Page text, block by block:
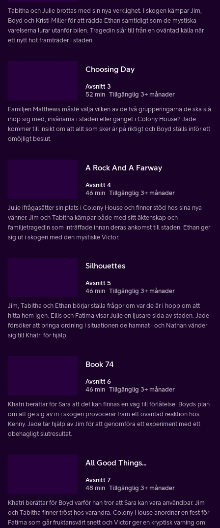
Tabitha och Julie brottas med sin nya verklighet. I skogen kämpar Jim,
Boyd och Kristi Miller för att rädda Ethan samtidigt som de mystiska
varelserna lurar utanför bilen. Tragedin slår till från en oväntad källa när
ett nytt hot framträder i staden.
Choosing Day
Avsnitt 3
52 min Tillgänglig 3+ månader
Familjen Matthews måste välja vilken av de två grupperingarna de ska slå
ihop sig med, invånarna i staden eller gänget i Colony House? Jade
kommer till insikt om att allt som sker är på riktigt och Boyd ställs inför ett
omöjligt beslut.
A Rock And A Farway
Avsnitt 4
46 min Tillgänglig 3+ månader
Julie ifrågasätter sin plats i Colony House och finner stöd hos sina nya
vänner. Jim och Tabitha kämpar både med sitt äktenskap och
familjetragedin som inträffade innan deras ankomst till staden. Ethan ger
sig ut i skogen med den mystiske Victor.
Silhouettes
Avsnitt 5
46 min Tillgänglig 3+ månader
Jim, Tabitha och Ethan börjar ställa frågor om var de är i hopp om att
hitta hem igen. Ellis och Fatima visar Julie en ljusare sida av staden. Jade
försöker att bringa ordning i situationen de hamnat i och Nathan vänder
sig till Khatri för hjälp.
Book 74
Avsnitt 6
46 min Tillgänglig 3+ månader
Khatri berättar för Sara att det kan finnas en väg till förlåtelse. Boyds plan
om att ge sig av in i skogen provocerar fram ett oväntad reaktion hos
Kenny. Jade tar hjälp av Jim för att genomföra ett experiment med ett
obehagligt slutresultat.
All Good Things...
Avsnitt 7
48 min Tillgänglig 3+ månader
Khatri berättar för Boyd varför han tror att Sara kan vara användbar. Jim
och Tabitha finner tröst hos varandra. Colony House anordnar en fest för
Fatima som går fruktansvärt snett och Victor ger en kryptisk varning om